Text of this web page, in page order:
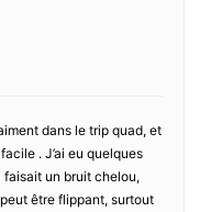
dans le trip quad, et
. J’ai eu quelques
faisait un bruit chelou,
être flippant, surtout